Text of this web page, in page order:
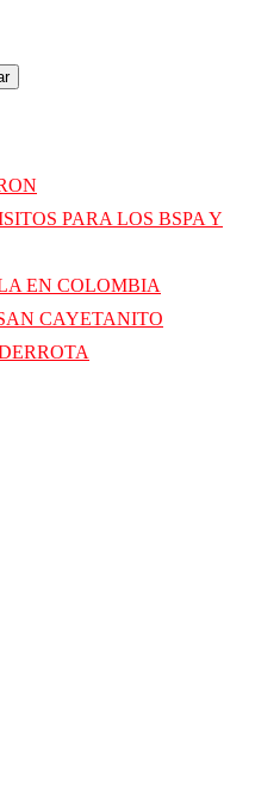
PARA LOS BSPA Y
EN COLOMBIA
CAYETANITO